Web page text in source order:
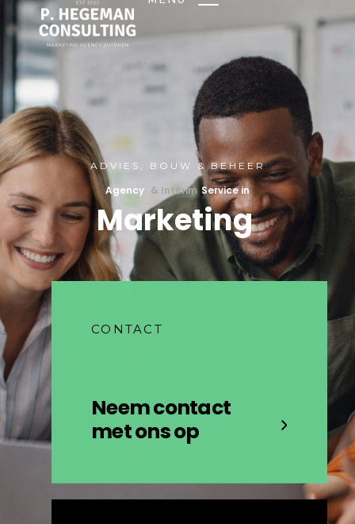
ADVIES, BOUW & BEHEER
Agency & Interim Service in
Marketing
CONTACT
Neem contact
met ons op